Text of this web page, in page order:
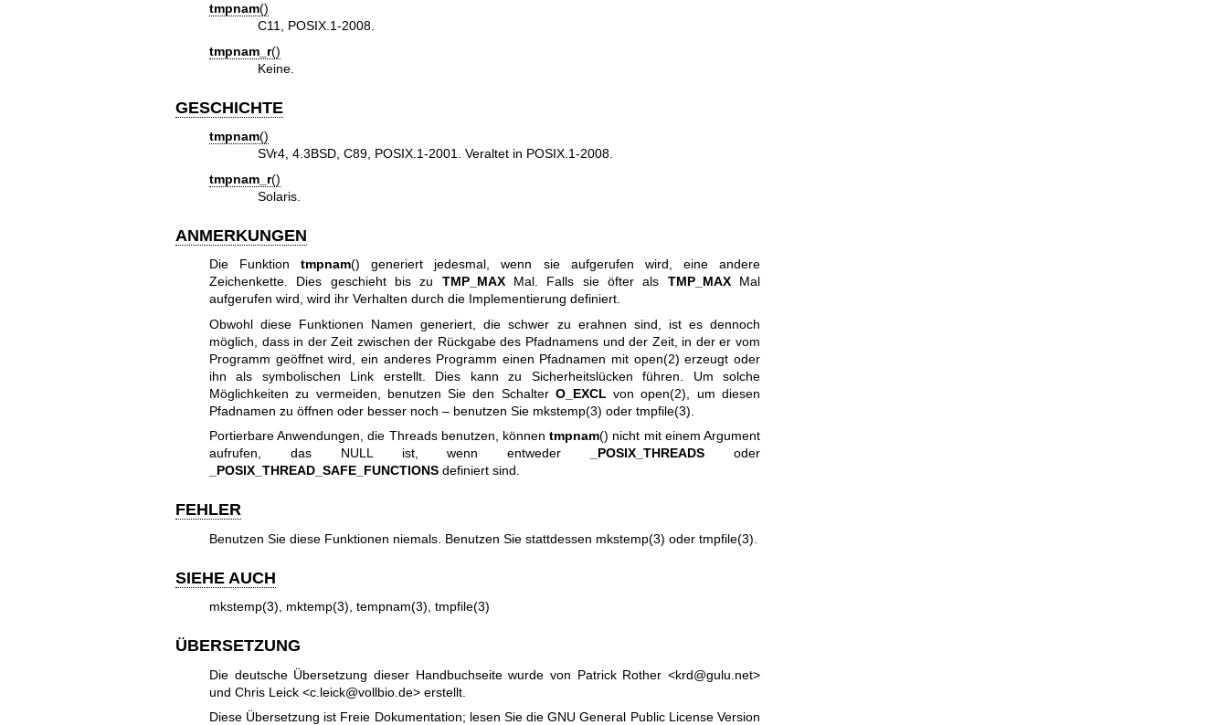
tmpnam()
C11, POSIX.1-2008.
tmpnam_r()
Keine.
GESCHICHTE
tmpnam()
SVr4, 4.3BSD, C89, POSIX.1-2001. Veraltet in POSIX.1-2008.
tmpnam_r()
Solaris.
ANMERKUNGEN
Die Funktiontmpnam() generiert jedesmal, wenn sie aufgerufen wird, eine andere
Zeichenkette. Dies geschieht bis zu TMP_MAXMal. Falls sie öfter als TMP_MAXMal
aufgerufen wird, wird ihr Verhalten durch die Implementierung definiert.
Obwohl diese Funktionen Namen generiert, die schwer zu erahnen sind, ist es dennoch
möglich, dass in der Zeit zwischen der Rückgabe des Pfadnamens und der Zeit, in der er vom
Programm geöffnet wird, ein anderes Programm einen Pfadnamen mit open(2) erzeugt oder
ihn als symbolischen Link erstellt. Dies kann zu Sicherheitslücken führen. Um solche
Möglichkeiten zu vermeiden, benutzen Sie den Schalter O_EXCL vonopen(2) , um diesen
Pfadnamen zu öffnen oder besser noch – benutzen Sie mkstemp(3) oder tmpfile(3)
Portierbare Anwendungen, die Threads benutzen, könnentmpnam() nicht mit einem Argument
aufrufen, das NULL ist, wenn entweder
_POSIX_THREADS oder
_POSIX_THREAD_SAFE_FUNCTIONSdefiniert sind.
FEHLER
Benutzen Sie diese Funktionen niemals. Benutzen Sie stattdessen mkstemp(3) oder tmpfile(3)
SIEHE AUCH
mkstemp(3) mktemp(3) tempnam(3) tmpfile(3)
ÜBERSETZUNG
Die deutsche Übersetzung dieser Handbuchseite wurde von Patrick Rother <krd@gulu.net>
und Chris Leick <c.leick@vollbio.de> erstellt.
Diese Übersetzung ist Freie Dokumentation; lesen Sie dieGNU General Public License Version